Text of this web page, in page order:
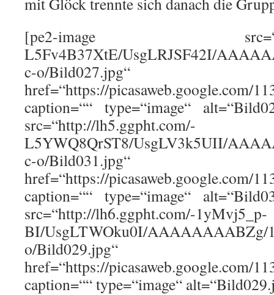
[pe2-image src=“http://
L5Fv4B37XtE/UsgLRJSF42I/
c-o/Bild027.jpg“
href=“https://picasaweb.google.com/
caption=““ type=“image“
src=“http://lh5.ggpht.com/-
L5YWQ8QrST8/UsgLV3k5UII/
c-o/Bild031.jpg“
href=“https://picasaweb.google.com/
caption=““ type=“image“
src=“http://lh6.ggpht.com/-1yMvj5_p-
BI/UsgLTWOku0I/AAAAAAAABZg/
o/Bild029.jpg“
href=“https://picasaweb.google.com/
caption=““ type=“image“